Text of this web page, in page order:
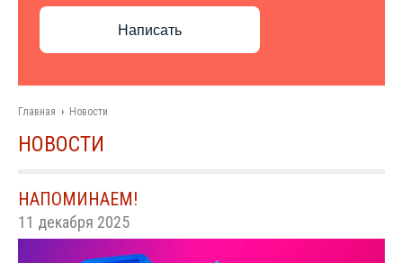
Написать
Главная › Новости
НОВОСТИ
НАПОМИНАЕМ!
11 декабря 2025